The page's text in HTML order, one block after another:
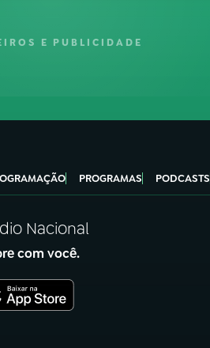
E PUBLICIDADE
PROGRAMAS PODCASTS
Nacional
com você.